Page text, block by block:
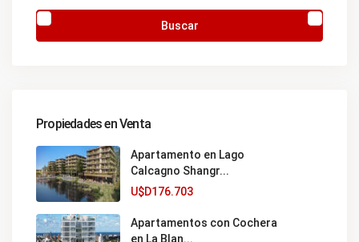
Buscar
Propiedades en Venta
Apartamento en Lago
Calcagno Shangr...
U$D176.703
Apartamentos con Cochera
en La Blan...